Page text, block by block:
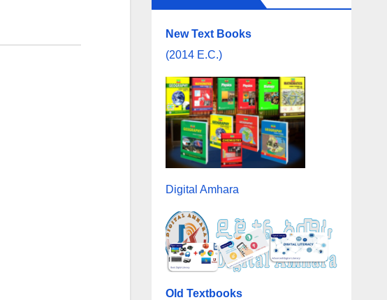
New Text Books
(2014 E.C.)
Digital Amhara
Old Textbooks